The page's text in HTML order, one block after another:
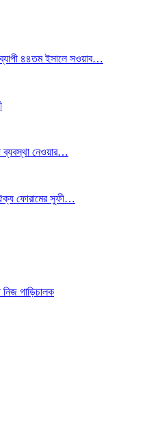
৪৪তম ইসালে সওয়াব…
ব্যবস্থা নেওয়ার…
ঐক্য ফোরামের সুফী…
নিজ গাড়িচালক